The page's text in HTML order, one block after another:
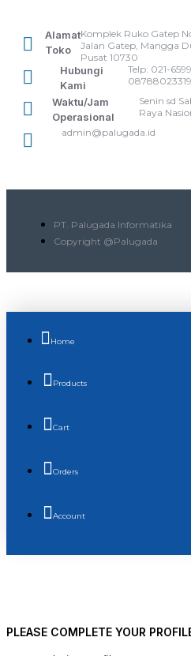
Alamat
Toko
Komplek Ruko Gatep
Jalan Gatep, Mangga
Pusat 10730
Hubungi
Kami
Telp: 021-
Waktu/Jam
Operasional
Senin sd
Raya
admin@palugada.id
PT. Palugada Informatika
Copyright @Palugada
Home
Products
Cart
Orders
Account
PLEASE COMPLETE YOUR